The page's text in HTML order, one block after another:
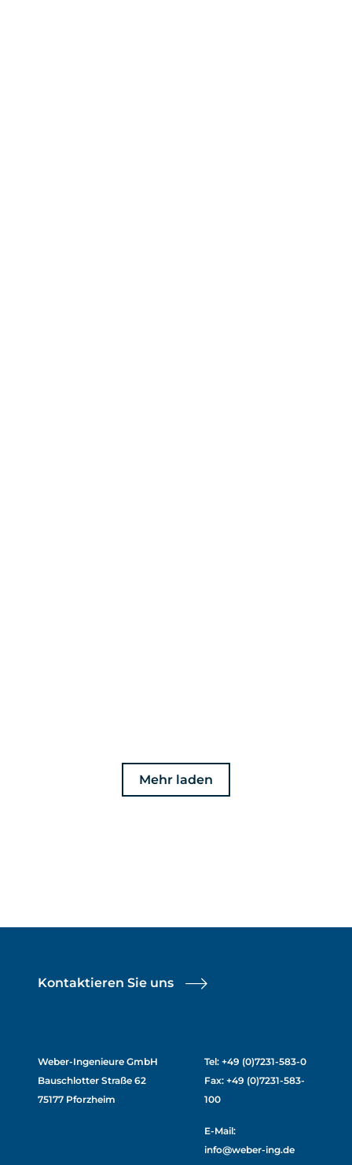
Mehr laden
Kontaktieren Sie uns
Weber-Ingenieure GmbH
Bauschlotter Straße 62
75177 Pforzheim
Tel: +49 (0)7231-583-0
Fax: +49 (0)7231-583-
100
E-Mail:
info@weber-ing.de